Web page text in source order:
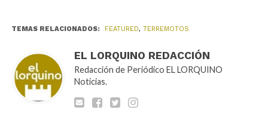
TEMAS RELACIONADOS: FEATURED, TERREMOTOS
EL LORQUINO REDACCIÓN
Redacción de Periódico EL LORQUINO
Noticias.